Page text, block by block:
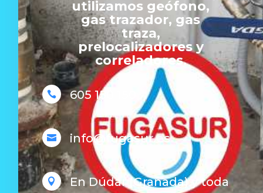
utilizamos geófono,
gas trazador, gas
traza,
prelocalizadores y
correladores.
 605 150 150
 info@fugasur.es

En Dúdar (Granada) y toda